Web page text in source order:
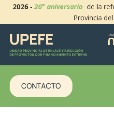
2026-20° aniversario de la
Provincia
CONTACTO